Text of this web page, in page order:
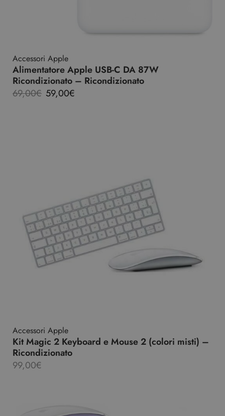
Accessori Apple
Alimentatore Apple USB-C DA 87W
Ricondizionato – Ricondizionato
69,00€ 59,00€
Accessori Apple
Kit Magic 2 Keyboard e Mouse 2 (colori misti) –
Ricondizionato
99,00€